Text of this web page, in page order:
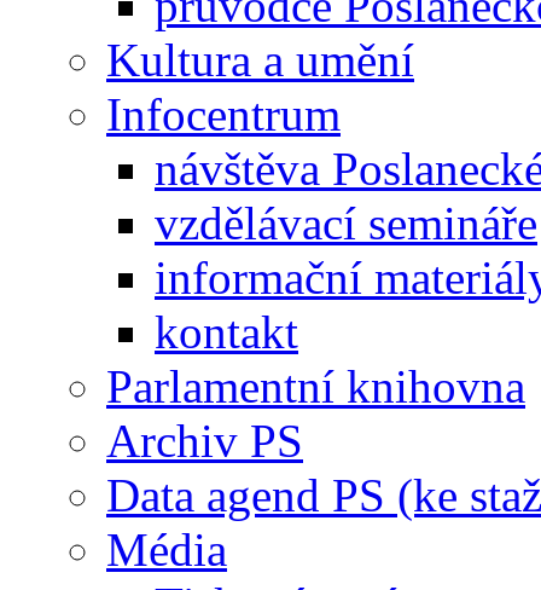
Kultura a umění
Infocentrum
návštěva
vzdělávací semináře
informační
kontakt
Parlamentní knihovna
Archiv PS
Data agend PS (ke
Média